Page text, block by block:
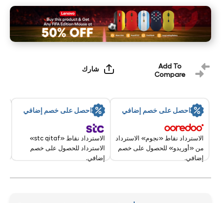
/ واي
فاي /
أزرق
/ واي
فاي /
أزرق
Add To
Compare
شارك
احصل على خصم إضافي
الاسترداد نقاط «نجوم» الاسترداد
من «أوريدو» للحصول على خصم
إضافي.
احصل على خصم إضافي
الاسترداد نقاط «stc qitaf»
الاسترداد للحصول على خصم
إضافي.